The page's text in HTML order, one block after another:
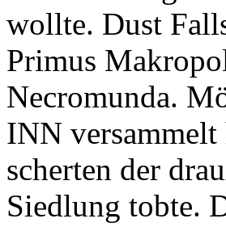
wollte. Dust
Primus
Necromunda.
INN versammelt
scherten der
Siedlung tobte.